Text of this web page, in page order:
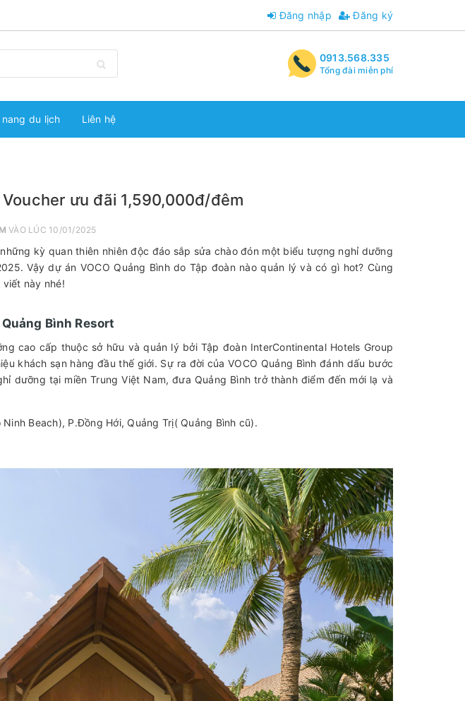
Đăng nhập Đăng ký
0913.568.335
Tổng đài miễn phí
nang du lịch Liên hệ
ưu đãi 1,590,000đ/đêm
VÀO LÚC 10/01/2025
kỳ quan thiên nhiên độc đáo sắp sửa chào đón một biểu tượng nghỉ dưỡng
Vậy dự án VOCO Quảng Bình do Tập đoàn nào quản lý và có gì hot? Cùng
viết này nhé!
Bình Resort
cao cấp thuộc sở hữu và quản lý bởi Tập đoàn InterContinental Hotels Group
khách sạn hàng đầu thế giới. Sự ra đời của VOCO Quảng Bình đánh dấu bước
dưỡng tại miền Trung Việt Nam, đưa Quảng Bình trở thành điểm đến mới lạ và
Beach), P.Đồng Hới, Quảng Trị( Quảng Bình cũ).